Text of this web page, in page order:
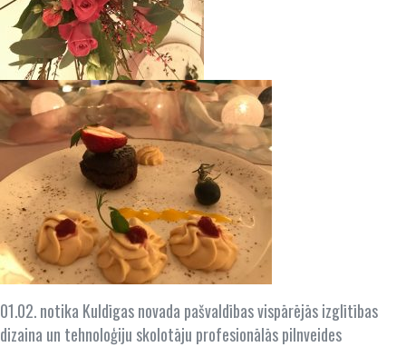
01.02. notika Kuldīgas novada pašvaldības vispārējās izglītības
dizaina un tehnoloģiju skolotāju profesionālās pilnveides